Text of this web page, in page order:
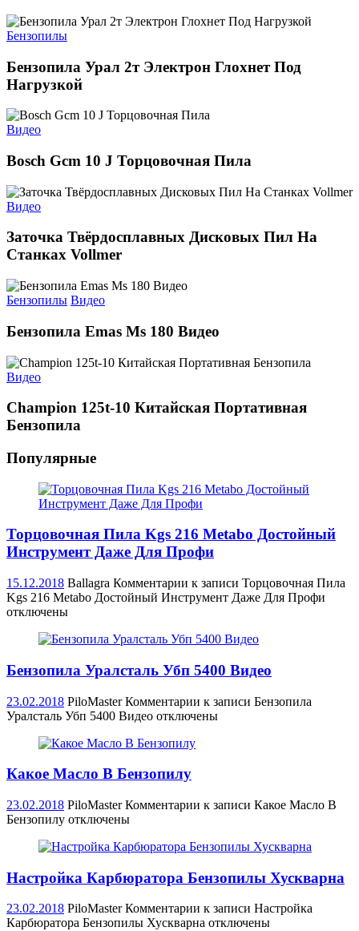
Бензопилы
Бензопила Урал 2т Электрон Глохнет Под
Нагрузкой
Видео
Bosch Gcm 10 J Торцовочная Пила
Видео
Заточка Твёрдосплавных Дисковых Пил На
Станках Vollmer
Бензопилы Видео
Бензопила Emas Ms 180 Видео
Видео
Champion 125t-10 Китайская Портативная
Бензопила
Популярные
Торцовочная Пила Kgs 216 Metabo Достойный
Инструмент Даже Для Профи
15.12.2018 Ballagra Комментарии к записи Торцовочная Пила
Kgs 216 Metabo Достойный Инструмент Даже Для Профи
отключены
Бензопила Уралсталь Убп 5400 Видео
23.02.2018 PiloMaster Комментарии к записи Бензопила
Уралсталь Убп 5400 Видео отключены
Какое Масло В Бензопилу
23.02.2018 PiloMaster Комментарии к записи Какое Масло В
Бензопилу отключены
Настройка Карбюратора Бензопилы Хускварна
23.02.2018 PiloMaster Комментарии к записи Настройка
Карбюратора Бензопилы Хускварна отключены